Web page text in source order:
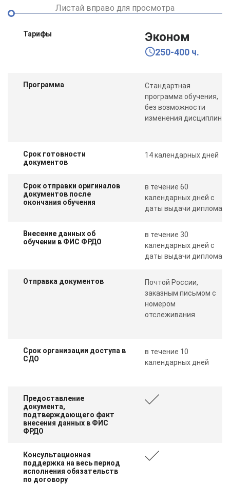
Листай вправо для просмотра
Тарифы Эконом
250-400 ч.
Программа
Стандартная
программа обучения,
без возможности
изменения дисциплин
Срок готовности
документов
14 календарных дней
Срок отправки оригиналов
документов после
окончания обучения
в течение 60
календарных дней с
даты выдачи диплома
Внесение данных об
обучении в ФИС ФРДО
в течение 30
календарных дней с
даты выдачи диплома
Отправка документов
Почтой России,
заказным письмом с
номером
отслеживания
Срок организации доступа в
СДО
в течение 10
календарных дней
Предоставление
документа,
подтверждающего факт
внесения данных в ФИС
ФРДО
Консультационная
поддержка на весь период
исполнения обязательств
по договору